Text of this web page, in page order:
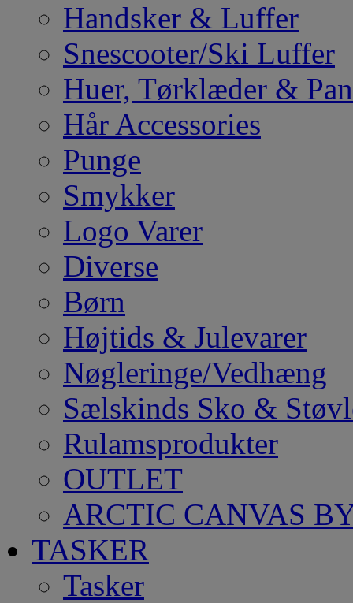
Handsker & Luffer
Snescooter/Ski Luffer
Huer, Tørklæder &
Hår Accessories
Punge
Smykker
Logo Varer
Diverse
Børn
Højtids & Julevarer
Nøgleringe/Vedhæng
Sælskinds Sko &
Rulamsprodukter
OUTLET
ARCTIC CANVAS
TASKER
Tasker